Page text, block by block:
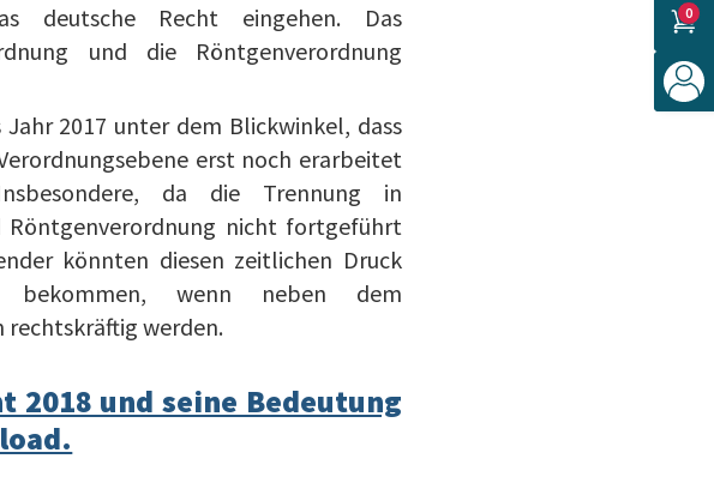
0
deutsche Recht eingehen. Das
und die Röntgenverordnung
2017 unter dem Blickwinkel, dass
erst noch erarbeitet
da die Trennung in
Röntgenverordnung nicht fortgeführt
könnten diesen zeitlichen Druck
wenn neben dem
rechtskräftig werden.
2018 und seine Bedeutung